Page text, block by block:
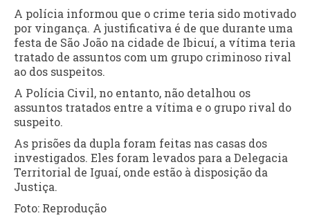
A polícia informou que o crime teria sido motivado
por vingança. A justificativa é de que durante uma
festa de São João na cidade de Ibicuí, a vítima teria
tratado de assuntos com um grupo criminoso rival
ao dos suspeitos.
A Polícia Civil, no entanto, não detalhou os
assuntos tratados entre a vítima e o grupo rival do
suspeito.
As prisões da dupla foram feitas nas casas dos
investigados. Eles foram levados para a Delegacia
Territorial de Iguaí, onde estão à disposição da
Justiça.
Foto: Reprodução